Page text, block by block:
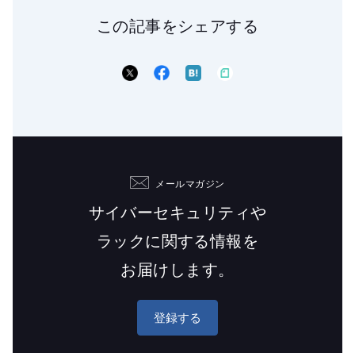
この記事をシェアする
メールマガジン
サイバーセキュリティや
ラックに関する情報を
お届けします。
登録する